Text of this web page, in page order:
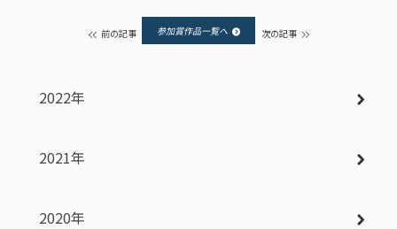
前の記事 参加賞作品一覧へ 次の記事
2022年
2021年
2020年